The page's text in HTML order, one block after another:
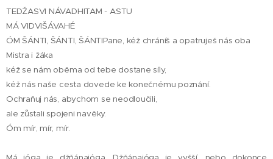
TEDŽASVI NÁVADHITAM - ASTU
MÁ VIDVIŠÁVAHÉ
ÓM ŠÁNTI, ŠÁNTI, ŠÁNTIPane, kéž chráníš a opatruješ nás oba
Mistra i žáka
kéž se nám oběma od tebe dostane síly,
kéž nás naše cesta dovede ke konečnému poznání.
Ochraňuj nás, abychom se neodloučili,
ale zůstali spojeni navěky.
Óm mír, mír, mír.